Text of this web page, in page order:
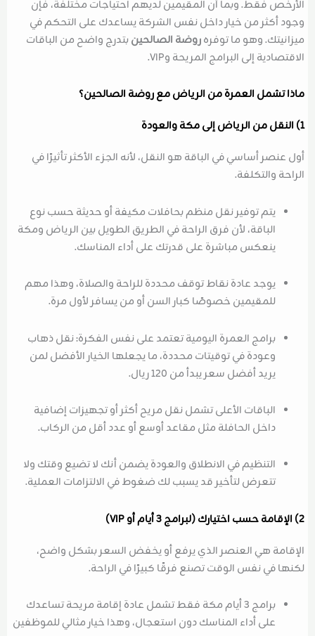
الأرخص فقط. وبما أن المقيمين لديهم احتياجات مختلفة، فإن
وجود أكثر من خيار داخل نفس الشركة يساعدك على التحكم في
ميزانيتك. وهو ما توفرهروضة الصالحين بتدرج واضح من الباقات
الاقتصادية إلى البرامج المريحة وVIP.
ماذا تشمل العمرة من الرياض مع روضة الصالحين؟
1) النقل من الرياض إلى مكة والعودة
أول عنصر أساسي في الباقة هو النقل، لأنه الجزء الأكثر تأثيرًا في
الراحة والتكلفة.
يتم توفير نقل منظم بحافلات مكيفة أو حديثة حسب نوع
الباقة، لأن فرق الراحة في الطريق الطويل بين الرياض ومكة
ينعكس مباشرة على قدرتك على أداء المناسك.
يوجد عادة نقاط توقف محددة للراحة والصلاة، وهذا مهم
للمقيمين خصوصًا كبار السن أو من يسافر لأول مرة.
برامج العمرة اليومية تعتمد على نفس الفكرة: نقل ذهاب
وعودة في توقيتات محددة، ما يجعلها الخيار الأفضل لمن
يريد أفضل سعر يبدأ من 120 ريال.
الباقات الأعلى تشمل نقل مريح أكثر أو تجهيزات إضافية
داخل الحافلة مثل مقاعد أوسع أو عدد أقل من الركاب.
التنظيم في الانطلاق والعودة يضمن أنك لا تضيع وقتك ولا
تتعرض لتأخير قد يسبب لك ضغوط في الالتزامات العملية.
2) الإقامة حسب اختيارك (لبرامج 3 أيام أو VIP)
الإقامة هي العنصر الذي يرفع أو يخفض السعر بشكل واضح،
لكنها في نفس الوقت تصنع فرقًا كبيرًا في الراحة.
برامج 3 أيام مكة فقط تشمل عادة إقامة مريحة تساعدك
على أداء المناسك دون استعجال، وهذا خيار مثالي للموظفين